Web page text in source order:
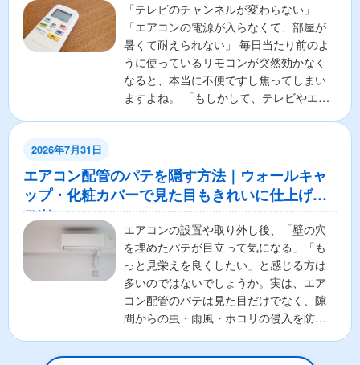
「テレビのチャンネルが変わらない」
「エアコンの電源が入らなくて、部屋が
暑くて耐えられない」 毎日当たり前のよ
うに使っているリモコンが突然効かなく
なると、本当に不便ですし焦ってしまい
ますよね。 「もしかして、テレビやエア
2026年7月31日
エアコン配管のパテを隠す方法｜ウォールキャ
ップ・化粧カバーで見た目もきれいに仕上げる
コツ
エアコンの設置や取り外し後、「壁の穴
を埋めたパテが目立って気になる」「も
っと見栄えを良くしたい」と感じる方は
多いのではないでしょうか。実は、エア
コン配管のパテは見た目だけでなく、隙
間からの虫・雨風・ホコリの侵入を防ぐ